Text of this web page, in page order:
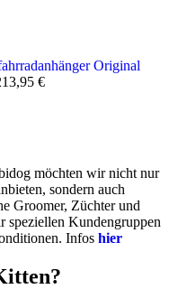
€
möchten wir nicht nur
sondern auch
Groomer, Züchter und
speziellen Kundengruppen
Infos hier